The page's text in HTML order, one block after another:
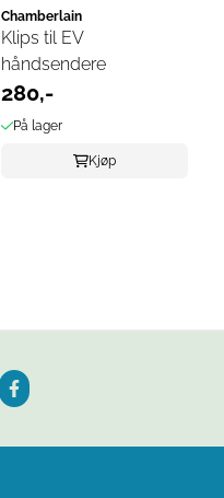
Chamberlain
Klips til EV
håndsendere
280,-
På lager
Kjøp